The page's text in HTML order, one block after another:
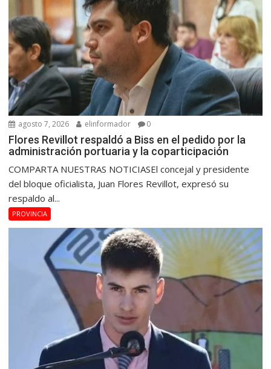
agosto 7, 2026 elinformador 0
Flores Revillot respaldó a Biss en el pedido por la
administración portuaria y la coparticipación
COMPARTA NUESTRAS NOTICIASEl concejal y presidente
del bloque oficialista, Juan Flores Revillot, expresó su
respaldo al...
PROVINCIA